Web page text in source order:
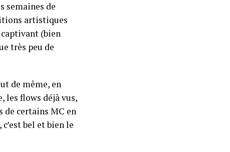
semaines de
artistiques
(bien
très peu de
de même, en
les flows déjà vus,
de certains MC en
bel et bien le